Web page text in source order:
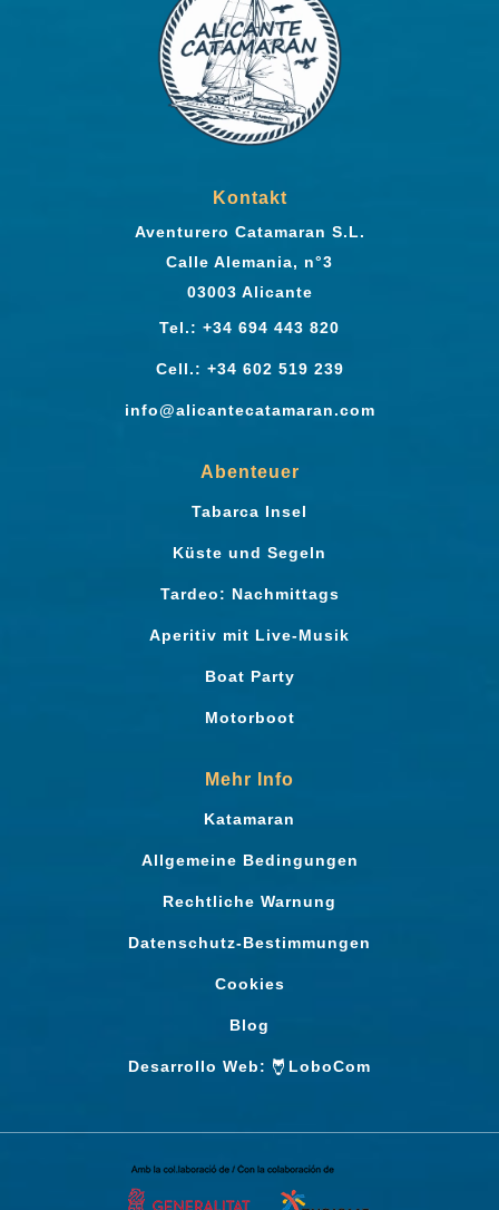
Kontakt
Aventurero Catamaran S.L.
Calle Alemania, n°3
03003 Alicante
Tel.: +34 694 443 820
Cell.: +34 602 519 239
info@alicantecatamaran.com
Abenteuer
Tabarca Insel
Küste und Segeln
Tardeo: Nachmittags
Aperitiv mit Live-Musik
Boat Party
Motorboot
Mehr Info
Katamaran
Allgemeine Bedingungen
Rechtliche Warnung
Datenschutz-Bestimmungen
Cookies
Blog
Desarrollo Web: LoboCom